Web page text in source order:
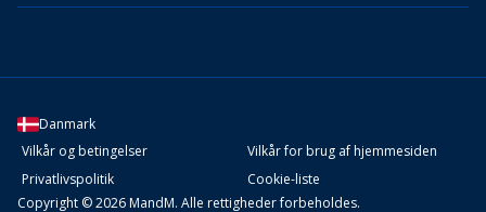
Danmark
Vilkår og betingelser
Vilkår for brug af hjemmesiden
Privatlivspolitik
Cookie-liste
Copyright © 2026 MandM. Alle rettigheder forbeholdes.